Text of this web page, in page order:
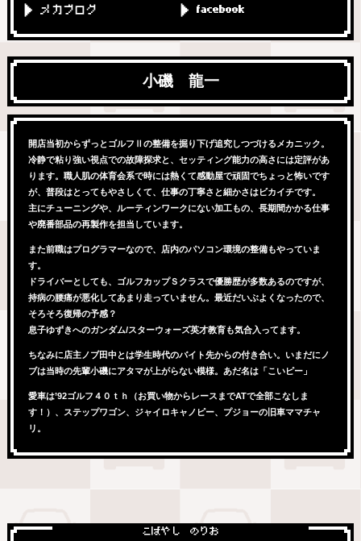
メカブログ facebook
小磯 龍一
開店当初からずっとゴルフⅡの整備を掘り下げ追究しつづけるメカニック。
冷静で粘り強い視点での故障探求と、セッティング能力の高さには定評があ
ります。職人肌の体育会系で時には熱くて感動屋で頑固でちょっと怖いです
が、普段はとってもやさしくて、仕事の丁寧さと細かさはビカイチです。
主にチューニングや、ルーティンワークにない加工もの、長期間かかる仕事
や廃番部品の再製作を担当しています。
また前職はプログラマーなので、店内のパソコン環境の整備もやっていま
す。
ドライバーとしても、ゴルフカップＳクラスで優勝歴が多数あるのですが、
持病の腰痛が悪化してあまり走っていません。最近だいぶよくなったので、
そろそろ復帰の予感？
息子ゆずきへのガンダム/スターウォーズ英才教育も気合入ってます。
ちなみに店主ノブ田中とは学生時代のバイト先からの付き合い。いまだにノ
ブは当時の先輩小磯にアタマが上がらない模様。あだ名は「こいピー」
愛車は’92ゴルフ４０ｔｈ（お買い物からレースまでATで全部こなしま
す！）、ステップワゴン、ジャイロキャノピー、プジョーの旧車ママチャ
リ。
こばやし のりお